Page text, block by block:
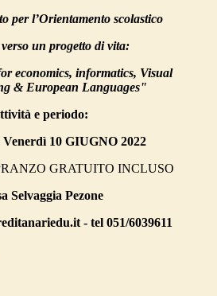
per l’Orientamento scolastico
un progetto di vita:
economics, informatics, Visual
& European Languages"
e periodo:
10 GIUGNO 2022
GRATUITO INCLUSO
Selvaggia Pezone
- tel 051/6039611